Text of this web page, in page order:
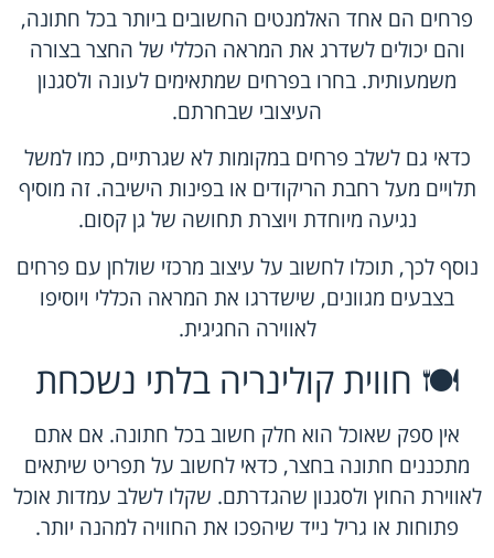
פרחים הם אחד האלמנטים החשובים ביותר בכל חתונה,
והם יכולים לשדרג את המראה הכללי של החצר בצורה
משמעותית. בחרו בפרחים שמתאימים לעונה ולסגנון
העיצובי שבחרתם.
כדאי גם לשלב פרחים במקומות לא שגרתיים, כמו למשל
תלויים מעל רחבת הריקודים או בפינות הישיבה. זה מוסיף
נגיעה מיוחדת ויוצרת תחושה של גן קסום.
נוסף לכך, תוכלו לחשוב על עיצוב מרכזי שולחן עם פרחים
בצבעים מגוונים, שישדרגו את המראה הכללי ויוסיפו
לאווירה החגיגית.
🍽️ חווית קולינריה בלתי נשכחת
אין ספק שאוכל הוא חלק חשוב בכל חתונה. אם אתם
מתכננים חתונה בחצר, כדאי לחשוב על תפריט שיתאים
לאווירת החוץ ולסגנון שהגדרתם. שקלו לשלב עמדות אוכל
פתוחות או גריל נייד שיהפכו את החוויה למהנה יותר.